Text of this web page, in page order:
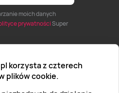
korzysta z czterech
plików cookie.
moich danych
prywatnościSuper